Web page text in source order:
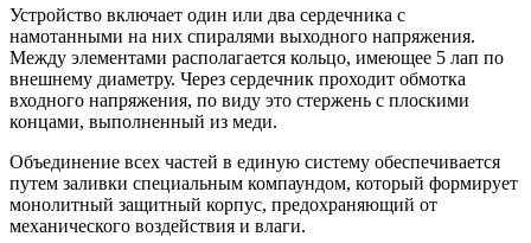
Устройство включает один или два сердечника с
намотанными на них спиралями выходного напряжения.
Между элементами располагается кольцо, имеющее 5 лап по
внешнему диаметру. Через сердечник проходит обмотка
входного напряжения, по виду это стержень с плоскими
концами, выполненный из меди.
Объединение всех частей в единую систему обеспечивается
путем заливки специальным компаундом, который формирует
монолитный защитный корпус, предохраняющий от
механического воздействия и влаги.